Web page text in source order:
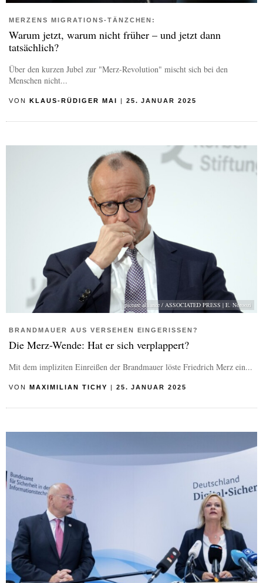
MERZENS MIGRATIONS-TÄNZCHEN:
Warum jetzt, warum nicht früher – und jetzt dann
tatsächlich?
Über den kurzen Jubel zur "Merz-Revolution" mischt sich bei den
Menschen nicht...
VON KLAUS-RÜDIGER MAI | 25. JANUAR 2025
picture alliance / ASSOCIATED PRESS | E. Noroozi
BRANDMAUER AUS VERSEHEN EINGERISSEN?
Die Merz-Wende: Hat er sich verplappert?
Mit dem impliziten Einreißen der Brandmauer löste Friedrich Merz ein...
VON MAXIMILIAN TICHY 25. JANUAR 2025